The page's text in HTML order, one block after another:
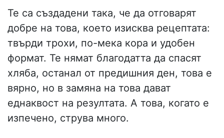
Те са създадени така, че да отговарят
добре на това, което изисква рецептата:
твърди трохи, по-мека кора и удобен
формат. Те нямат благодатта да спасят
хляба, останал от предишния ден, това е
вярно, но в замяна на това дават
еднаквост на резултата. А това, когато е
изпечено, струва много.